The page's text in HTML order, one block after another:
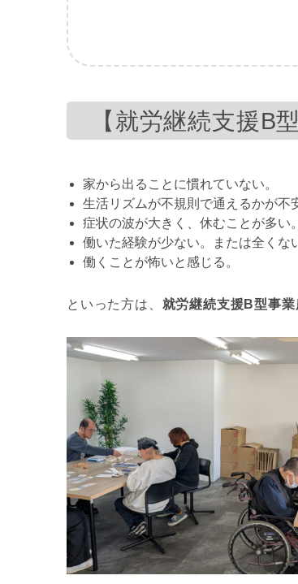
【就労継続支援B
家から出ることに慣れていない。
生活リズムが不規則で通えるかが不
症状の波が大きく、休むことが多い。
働いた経験が少ない。または全くな
働くことが怖いと感じる。
といった方は、 就労継続支援B型事業